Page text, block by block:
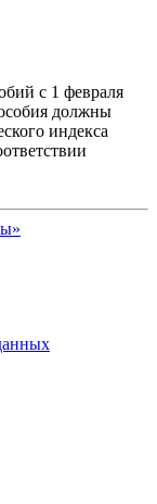
с 1 февраля
должны
индекса